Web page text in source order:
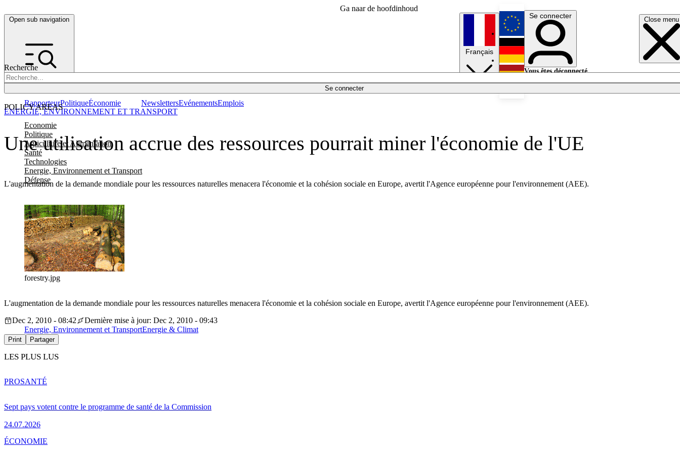
Ga naar de hoofdinhoud
Open sub navigation Close menu
Recherche
Se connecter
POLICY AREAS
Economie
Politique
Agriculture et Alimentation
Santé
Technologies
Energie, Environnement et Transport
Défense
RapporteurPolitiqueÉconomie NewslettersEvénementsEmplois
Français
English
Deutsch
Se connecter
Vous êtes déconnecté.
Une utilisation accrue des ressources pourrait miner l'économie de l'UE
L'augmentation de la demande mondiale pour les ressources naturelles menacera l'économie et la cohésion sociale en Europe, avertit l'Agence européenne pour l'environnement (AEE).
ENERGIE, ENVIRONNEMENT ET TRANSPORT
forestry.jpg
L'augmentation de la demande mondiale pour les ressources naturelles menacera l'économie et la cohésion sociale en Europe, avertit l'Agence européenne pour l'environnement (AEE).
Dec 2, 2010 - 08:42
Dernière mise à jour: Dec 2, 2010 - 09:43
Energie, Environnement et TransportEnergie & Climat
Print Partager
LES PLUS LUS
Sept pays votent contre le programme de santé de la Commission
24.07.2026
PROSANTÉ
ÉCONOMIE